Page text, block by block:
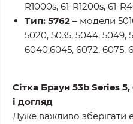
R1000s, 61-R1200s, 61-
Тип: 5762 – модели
5020, 5035, 5044, 5049,
6040,6045, 6072, 6075,
Сітка Браун 53b Series
і догляд
Дуже важливо зберігати